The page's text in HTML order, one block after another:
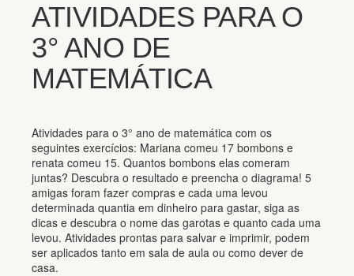
ATIVIDADES PARA O
3° ANO DE
MATEMÁTICA
Atividades para o 3° ano de matemática com os
seguintes exercícios: Mariana comeu 17 bombons e
renata comeu 15. Quantos bombons elas comeram
juntas? Descubra o resultado e preencha o diagrama! 5
amigas foram fazer compras e cada uma levou
determinada quantia em dinheiro para gastar, siga as
dicas e descubra o nome das garotas e quanto cada uma
levou. Atividades prontas para salvar e imprimir, podem
ser aplicados tanto em sala de aula ou como dever de
casa.